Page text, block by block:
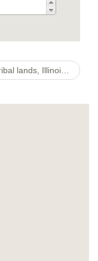
From tribal lands, Illinois state guiidelines governs games between males